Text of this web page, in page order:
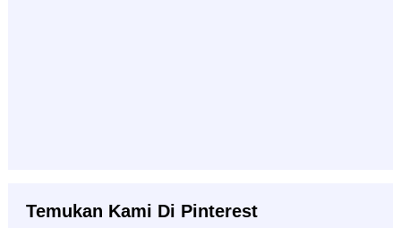
Temukan Kami Di Pinterest